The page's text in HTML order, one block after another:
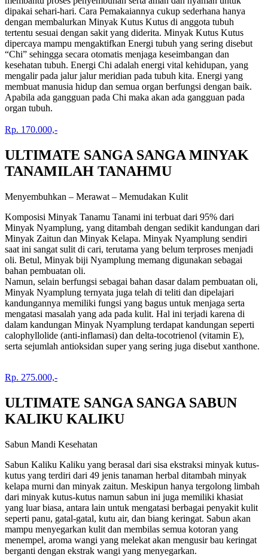
dipakai sehari-hari. Cara Pemakaiannya cukup sederhana hanya
dengan membalurkan Minyak Kutus Kutus di anggota tubuh
tertentu sesuai dengan sakit yang diderita. Minyak Kutus Kutus
dipercaya mampu mengaktifkan Energi tubuh yang sering disebut
“Chi” sehingga secara otomatis menjaga keseimbangan dan
kesehatan tubuh. Energi Chi adalah energi vital kehidupan, yang
mengalir pada jalur jalur meridian pada tubuh kita. Energi yang
membuat manusia hidup dan semua organ berfungsi dengan baik.
Apabila ada gangguan pada Chi maka akan ada gangguan pada
organ tubuh.
Rp. 170.000,-
ULTIMATE SANGA SANGA MINYAK
TANAMILAH TANAHMU
Menyembuhkan – Merawat – Memudakan Kulit
Komposisi Minyak Tanamu Tanami ini terbuat dari 95% dari
Minyak Nyamplung, yang ditambah dengan sedikit kandungan dari
Minyak Zaitun dan Minyak Kelapa. Minyak Nyamplung sendiri
saat ini sangat sulit di cari, terutama yang belum terproses menjadi
oli. Betul, Minyak biji Nyamplung memang digunakan sebagai
bahan pembuatan oli.
Namun, selain berfungsi sebagai bahan dasar dalam pembuatan oli,
Minyak Nyamplung ternyata juga telah di teliti dan dipelajari
kandungannya memiliki fungsi yang bagus untuk menjaga serta
mengatasi masalah yang ada pada kulit. Hal ini terjadi karena di
dalam kandungan Minyak Nyamplung terdapat kandungan seperti
calophyllolide (anti-inflamasi) dan delta-tocotrienol (vitamin E),
serta sejumlah antioksidan super yang sering juga disebut xanthone.
Rp. 275.000,-
ULTIMATE SANGA SANGA SABUN
KALIKU KALIKU
Sabun Mandi Kesehatan
Sabun Kaliku Kaliku yang berasal dari sisa ekstraksi minyak kutus-
kutus yang terdiri dari 49 jenis tanaman herbal ditambah minyak
kelapa murni dan minyak zaitun. Meskipun hanya tergolong limbah
dari minyak kutus-kutus namun sabun ini juga memiliki khasiat
yang luar biasa, antara lain untuk mengatasi berbagai penyakit kulit
seperti panu, gatal-gatal, kutu air, dan biang keringat. Sabun akan
mampu menyegarkan kulit dan membilas semua kotoran yang
menempel, aroma wangi yang melekat akan mengusir bau keringat
berganti dengan ekstrak wangi yang menyegarkan.